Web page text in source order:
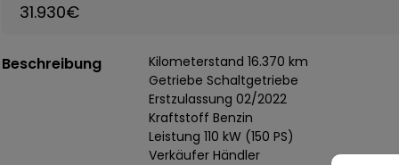
31.930€
Beschreibung
Kilometerstand 16.370 km
Getriebe Schaltgetriebe
Erstzulassung 02/2022
Kraftstoff Benzin
Leistung 110 kW (150 PS)
Verkäufer Händler